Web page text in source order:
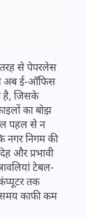
तरह से पेपरलेस
ने अब ई-ऑफिस
है, जिसके
का बोझ
पहल से न
नगर निगम की
और प्रभावी
टेबल-
तक
काफी कम